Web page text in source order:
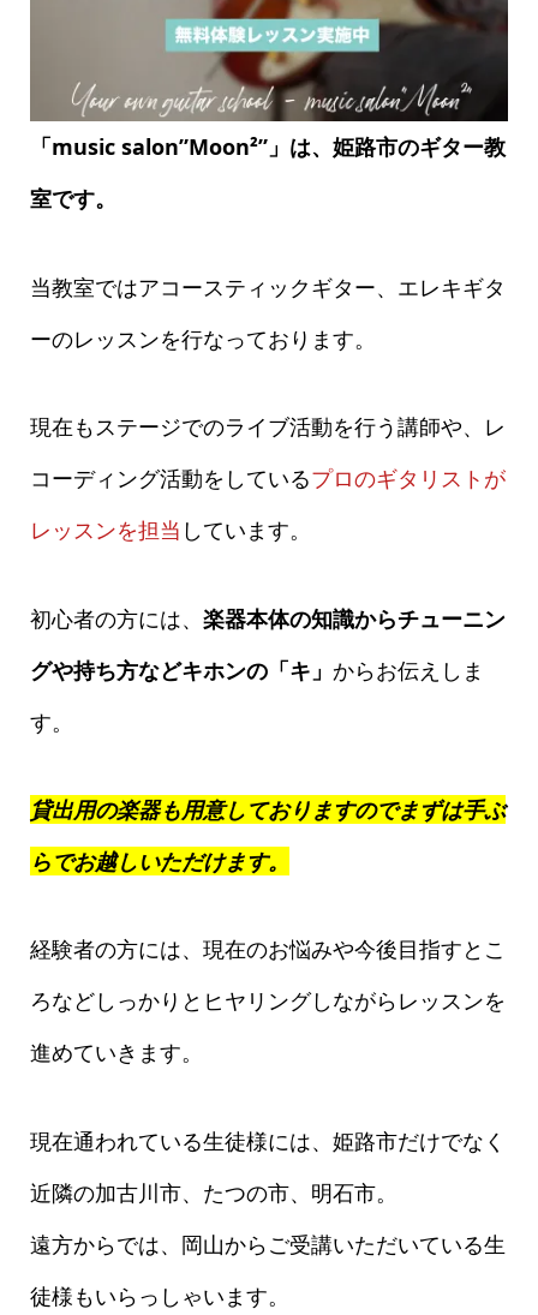
「music salon”Moon²”」は、姫路市のギター教
室です。
当教室ではアコースティックギター、エレキギタ
ーのレッスンを行なっております。
現在もステージでのライブ活動を行う講師や、レ
コーディング活動をしているプロのギタリストが
レッスンを担当 しています。
初心者の方には、 楽器本体の知識からチューニン
グや持ち方などキホンの「キ」 からお伝えしま
す。
貸出用の楽器も用意しておりますのでまずは手ぶ
らでお越しいただけます。
経験者の方には、現在のお悩みや今後目指すとこ
ろなどしっかりとヒヤリングしながらレッスンを
進めていきます。
現在通われている生徒様には、姫路市だけでなく
近隣の加古川市、たつの市、明石市。
遠方からでは、岡山からご受講いただいている生
徒様もいらっしゃいます。